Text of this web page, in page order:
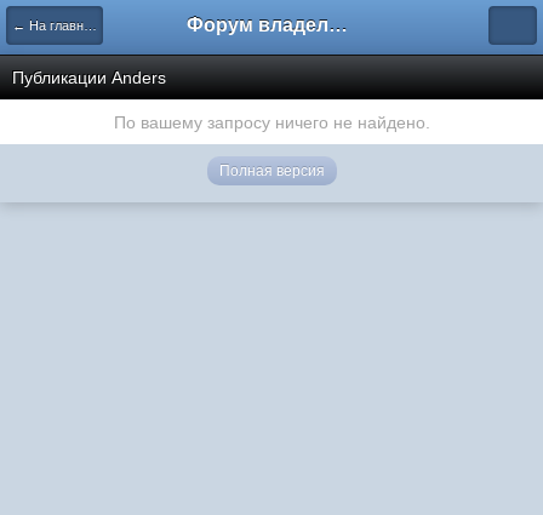
← На главную Форум владельцев интернет-магазинов
Публикации Anders
По вашему запросу ничего не найдено.
Полная версия